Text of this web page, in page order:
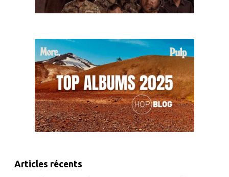
Articles récents